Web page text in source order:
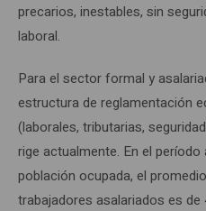
precarios, inestables, sin
laboral.
Para el sector formal y
estructura de reglamentación
(laborales, tributarias,
rige actualmente. En el
población ocupada, el
trabajadores asalariados es de